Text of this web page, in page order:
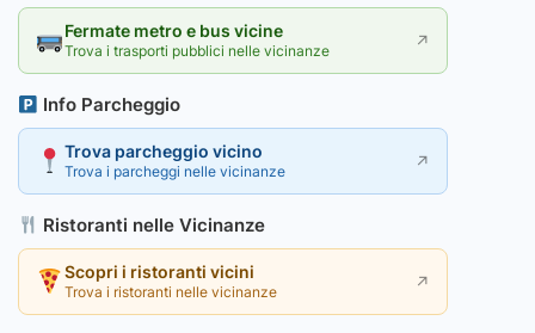
Fermate metro e bus vicine
Trova i trasporti pubblici nelle vicinanze ↗
Info Parcheggio
Trova parcheggio vicino
Trova i parcheggi nelle vicinanze ↗
Ristoranti nelle Vicinanze
Scopri i ristoranti vicini
Trova i ristoranti nelle vicinanze ↗